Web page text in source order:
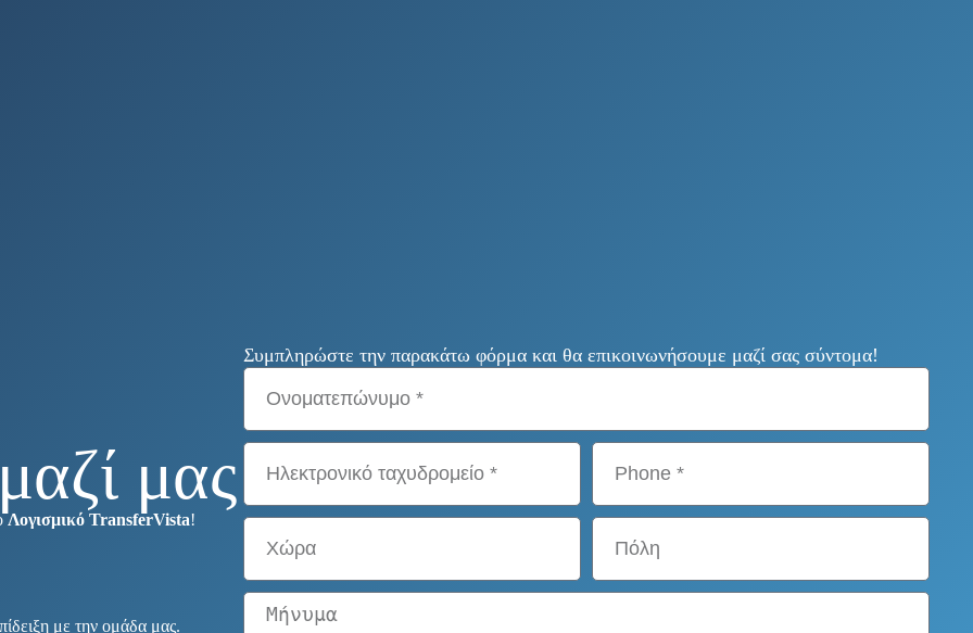
μας
Λογισμικό TransferVista!
με την ομάδα μας.
Συμπληρώστε την παρακάτω φόρμα και θα επικοινωνήσουμε μαζί σας σύντομα!